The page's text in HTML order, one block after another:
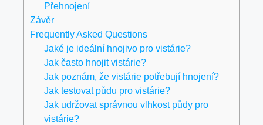
Přehnojení
Závěr
Frequently Asked Questions
Jaké je ideální hnojivo pro vistárie?
Jak často hnojit vistárie?
Jak poznám, že vistárie potřebují hnojení?
Jak testovat půdu pro vistárie?
Jak udržovat správnou vlhkost půdy pro
vistárie?